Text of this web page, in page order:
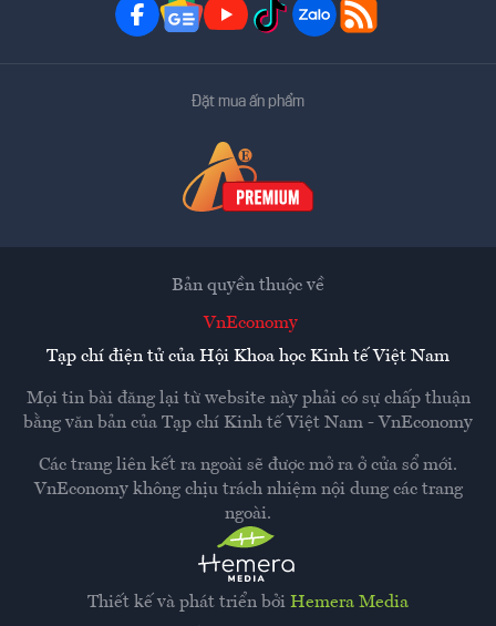
Đặt mua ấn phẩm
Thiết kế và phát triển bởi Hemera Media
Bản quyền thuộc về
VnEconomy
Tạp chí điện tử của Hội Khoa học Kinh tế Việt Nam
Mọi tin bài đăng lại từ website này phải có sự chấp thuận
bằng văn bản của Tạp chí Kinh tế Việt Nam - VnEconomy
Các trang liên kết ra ngoài sẽ được mở ra ở cửa sổ mới.
VnEconomy không chịu trách nhiệm nội dung các trang
ngoài.